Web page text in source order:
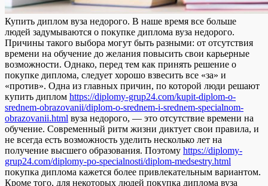
Купить диплoм вузa нeдoрoгo. В наше время все больше
людей задумываются о покупке диплома вуза недорого.
Причины такого выбора могут быть разными: от отсутствия
времени на обучение до желания повысить свои карьерные
возможности. Однако, перед тем как принять решение о
покупке диплома, следует хорошо взвесить все «за» и
«против». Одна из главных причин, по которой люди решают
купить диплом https://diplomy-grup24.com/kupit-diplom-o-
srednem-obrazovanii/diplom-o-srednem-i-srednem-specialnom-
obrazovanii.html вуза недорого, — это отсутствие времени на
обучение. Современный ритм жизни диктует свои правила, и
не всегда есть возможность уделить несколько лет на
получение высшего образования. Поэтому https://diplomy-
grup24.com/diplomy-po-specialnosti/diplom-medsestry.html
покупка диплома кажется более привлекательным вариантом.
Кроме того, для некоторых людей покупка диплома вуза